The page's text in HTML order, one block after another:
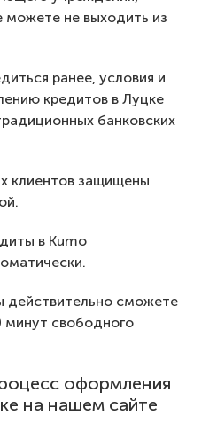
не выходить из
ранее, условия и
кредитов в Луцке
банковских
клиентов защищены
в Kumo
действительно сможете
минут свободного
оформления
на нашем сайте